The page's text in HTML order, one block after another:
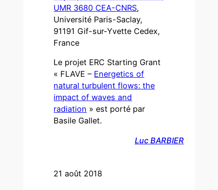
21 août 2018
UMR 3680 CEA-CNRS,
Université Paris-Saclay,
91191 Gif-sur-Yvette Cedex,
France
Le projet ERC Starting Grant
« FLAVE – Energetics of
natural turbulent flows: the
impact of waves and
radiation » est porté par
Basile Gallet.
Luc BARBIER